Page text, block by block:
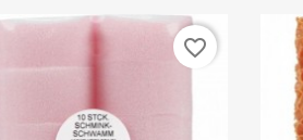
favorite_border